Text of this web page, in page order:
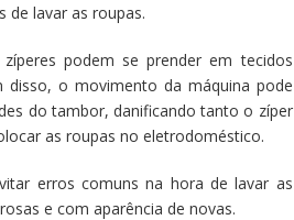
de lavar as roupas.
podem se prender em tecidos
disso, o movimento da máquina pode
do tambor, danificando tanto o zíper
as roupas no eletrodoméstico.
erros comuns na hora de lavar as
e com aparência de novas.